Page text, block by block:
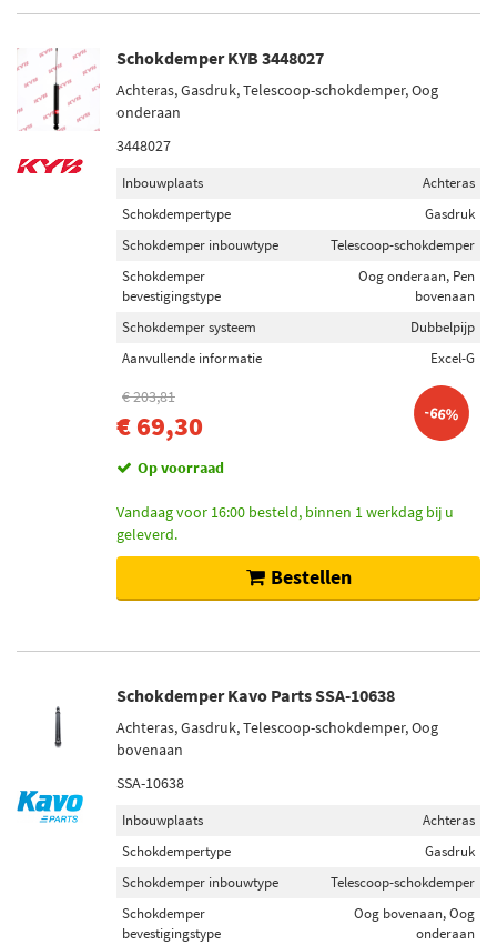
Schokdemper KYB 3448027
Achteras, Gasdruk, Telescoop-schokdemper, Oog
onderaan
3448027
Inbouwplaats
Achteras
Schokdempertype
Gasdruk
Schokdemper inbouwtype
Telescoop-schokdemper
Schokdemper
bevestigingstype
Oog onderaan, Pen
bovenaan
Schokdemper systeem
Dubbelpijp
Aanvullende informatie
Excel-G
€ 203,81
€ 69,30 -66%
Op voorraad
Vandaag voor 16:00 besteld, binnen 1 werkdag bij u
geleverd.
Bestellen
Schokdemper Kavo Parts SSA-10638
Achteras, Gasdruk, Telescoop-schokdemper, Oog
bovenaan
SSA-10638
Inbouwplaats
Achteras
Schokdempertype
Gasdruk
Schokdemper inbouwtype
Telescoop-schokdemper
Schokdemper
bevestigingstype
Oog bovenaan, Oog
onderaan